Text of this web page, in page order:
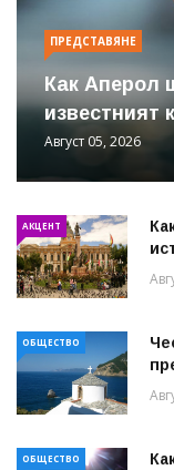
ПРЕДСТАВЯНЕ
Как Аперол
известният
Август 05, 2026
АКЦЕНТ
ОБЩЕСТВО
ОБЩЕСТВО